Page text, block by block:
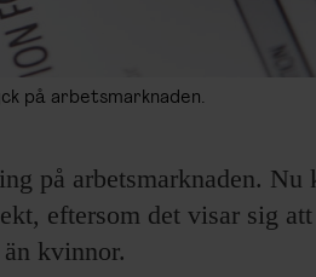
på arbetsmarknaden.
på arbetsmarknaden. Nu
eftersom det visar sig att
kvinnor.